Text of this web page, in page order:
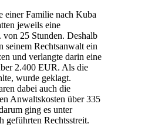
einer Familie nach Kuba
jeweils eine
25 Stunden. Deshalb
seinem Rechtsanwalt ein
und verlangte darin eine
2.400 EUR. Als die
wurde geklagt.
dabei auch die
Anwaltskosten über 335
ging es unter
geführten Rechtsstreit.